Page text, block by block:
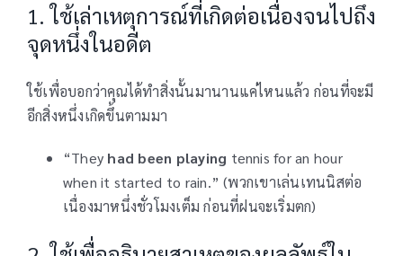
1. ใช้เล่าเหตุการณ์ที่เกิดต่อเนื่องจนไปถึง
จุดหนึ่งในอดีต
ใช้เพื่อบอกว่าคุณได้ทำสิ่งนั้นมานานแค่ไหนแล้ว ก่อนที่จะมี
อีกสิ่งหนึ่งเกิดขึ้นตามมา
“They had been playing tennis for an hour
when it started to rain.” (พวกเขาเล่นเทนนิสต่อ
เนื่องมาหนึ่งชั่วโมงเต็ม ก่อนที่ฝนจะเริ่มตก)